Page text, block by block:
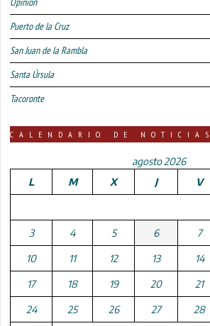
Puerto de la Cruz
San Juan de la Rambla
Santa Úrsula
Tacoronte
CALENDARIO DE NOTICIAS
agosto 2026
L
M X J V
3 4 5 6 7
10 11 12 13 14
17 18 19 20 21
24 25 26 27 28